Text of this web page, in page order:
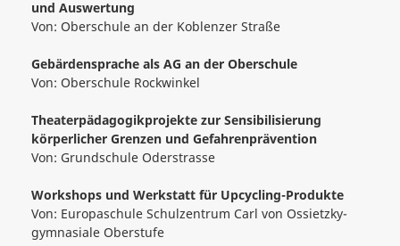
und Auswertung
Von: Oberschule an der Koblenzer Straße
Gebärdensprache als AG an der Oberschule
Von: Oberschule Rockwinkel
Theaterpädagogikprojekte zur Sensibilisierung
körperlicher Grenzen und Gefahrenprävention
Von: Grundschule Oderstrasse
Workshops und Werkstatt für Upcycling-Produkte
Von: Europaschule Schulzentrum Carl von Ossietzky-
gymnasiale Oberstufe